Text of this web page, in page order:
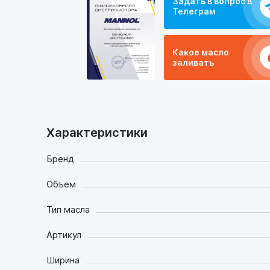
Телеграм
Какое масло
заливать
Характеристики
Бренд
Объем
Тип масла
Артикул
Ширина